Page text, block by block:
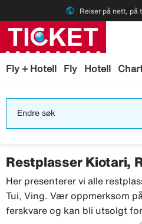
public Reiser på nett, på
Fly + Hotell Fly Hotell
Endre søk
Restplasser Kiotari,
Her presenterer vi alle
Tui, Ving. Vær oppmerksom
ferskvare og kan bli utsolgt